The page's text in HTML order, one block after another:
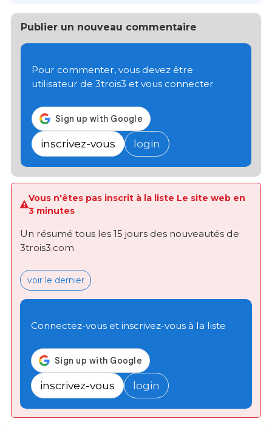
Publier un nouveau commentaire
Pour commenter, vous devez être
utilisateur de 3trois3 et vous connecter
inscrivez-vous login
Vous n'êtes pas inscrit à la liste Le site web en
3 minutes
Un résumé tous les 15 jours des nouveautés de
3trois3.com
voir le dernier
Connectez-vous et inscrivez-vous à la liste
inscrivez-vous login